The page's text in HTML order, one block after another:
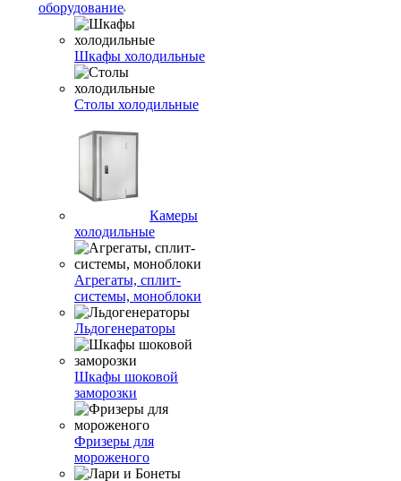
оборудование
Шкафы холодильные
Столы холодильные
Камеры
холодильные
Агрегаты, сплит-
системы, моноблоки
Льдогенераторы
Шкафы шоковой
заморозки
Фризеры для
мороженого